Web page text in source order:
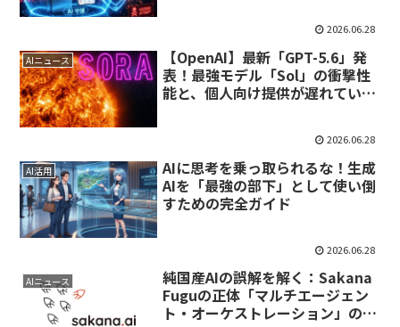
2026.06.28
AIニュース
【OpenAI】最新「GPT-5.6」発
表！最強モデル「Sol」の衝撃性
能と、個人向け提供が遅れている
2026.06.28
AI活用
AIに思考を乗っ取られるな！生成
AIを「最強の部下」として使い倒
すための完全ガイド
2026.06.28
AIニュース
純国産AIの誤解を解く：Sakana
Fuguの正体「マルチエージェン
ト・オーケストレーション」の衝